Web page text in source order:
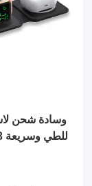
وسادة شحن